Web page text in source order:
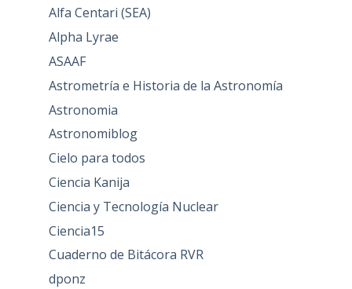
Alfa Centari (SEA)
Alpha Lyrae
ASAAF
Astrometría e Historia de la Astronomía
Astronomia
Astronomiblog
Cielo para todos
Ciencia Kanija
Ciencia y Tecnología Nuclear
Ciencia15
Cuaderno de Bitácora RVR
dponz